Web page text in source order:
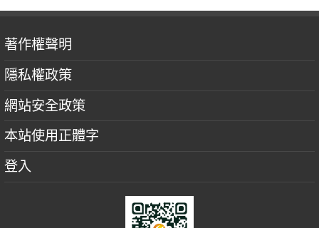
著作權聲明
隱私權政策
網站安全政策
本站使用正體字
登入